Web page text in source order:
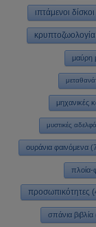
ιπτάμενοι δίσκοι
κρυπτοζωολογία
μαύρη
μηχανικές
μυστικές
ουράνια φαινόμενα
πλοία-
προσωπικότητες
σπάνια βιβλία